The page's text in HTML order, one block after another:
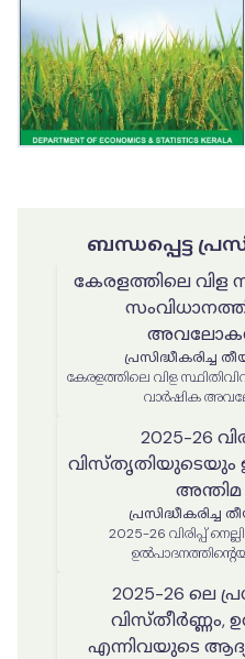
ബന്ധപ്പെട്ട
കേരളത്തിലെ വിള
പ്രസിദ്ധീകരിച്ച
കേരളത്തിലെ വിള
വാർഷിക
2025-26
വിസ്തൃതിയുടെയും
പ്രസിദ്ധീകരിച്ച
2025-26 വിരിപ്പ് നെല്ലിന്റെ
2025-26 ലെ
വിസ്തീർണ്ണം,
എന്നിവയുടെ